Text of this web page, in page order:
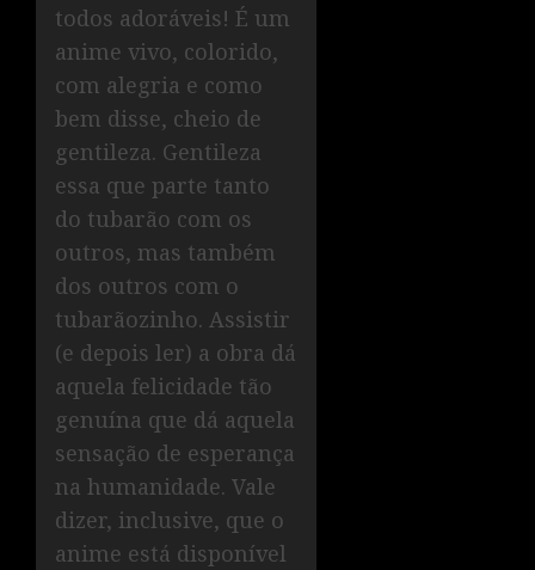
todos adoráveis! É um
anime vivo, colorido,
com alegria e como
bem disse, cheio de
gentileza. Gentileza
essa que parte tanto
do tubarão com os
outros, mas também
dos outros com o
tubarãozinho. Assistir
(e depois ler) a obra dá
aquela felicidade tão
genuína que dá aquela
sensação de esperança
na humanidade. Vale
dizer, inclusive, que o
anime está disponível